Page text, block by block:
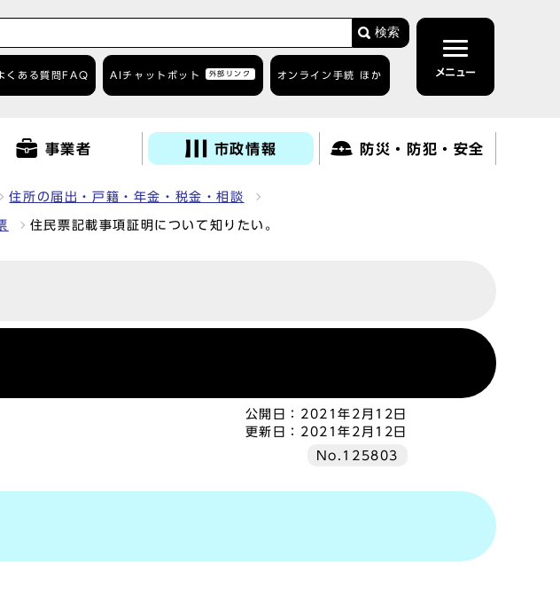
検索
くある質問 FAQ AIチャットボット 外部リンク オンライン手続 ほか メニュー
事業者 市政情報 防災・防犯・安全
住所の届出・戸籍・年金・税金・相談
住民票記載事項証明について知りたい。
公開日： 2021年2月12日
更新日： 2021年2月12日
No.125803